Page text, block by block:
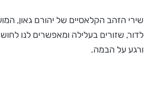
שירי הזהב הקלאסיים של יהורם גאון,
לדור, שזורים בעלילה ומאפשרים לנו
ורגע על הבמה.